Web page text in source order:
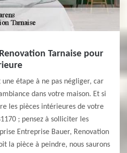
Tarnaise pour
étape à ne pas négliger, car
dans votre maison. Et si
les pièces intérieures de votre
; pensez à solliciter les
Entreprise Bauer, Renovation
la pièce à peindre, nous saurons